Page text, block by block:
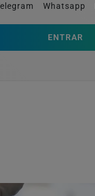
Whatsapp
ENTRAR